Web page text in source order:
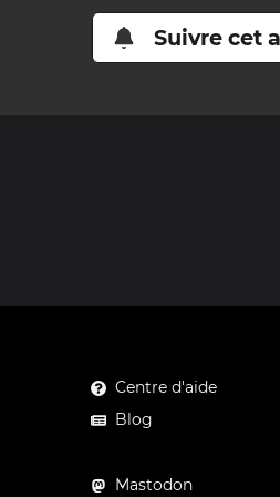
Suivre cet
Centre d'aide
Blog
Mastodon